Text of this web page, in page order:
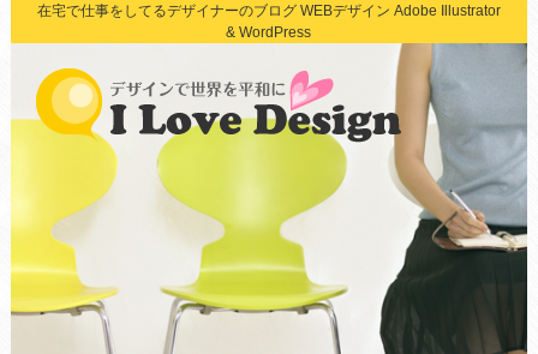
在宅で仕事をしてるデザイナーのブログ WEBデザイン Adobe Illustrator
& WordPress